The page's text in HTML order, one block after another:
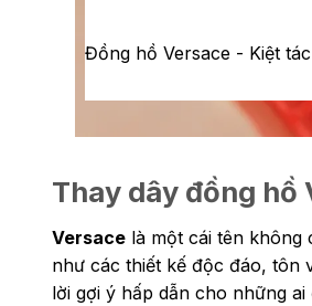
Đồng hồ Versace - Kiệt
Thay dây đồng hồ
Versace là một cái tên không
như các thiết kế độc đáo, tôn
lời gợi ý hấp dẫn cho những